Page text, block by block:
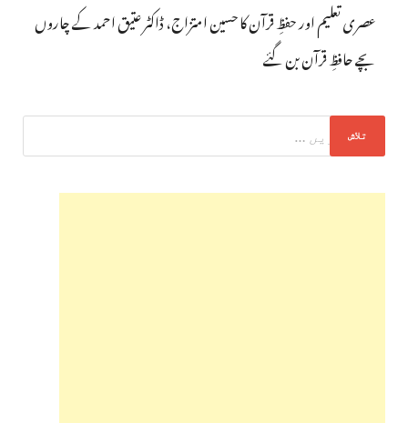
عصری تعلیم اور حفظِ قرآن کا حسین امتزاج، ڈاکٹر عتیق احمد کے چاروں
بچے حافظِ قرآن بن گئے